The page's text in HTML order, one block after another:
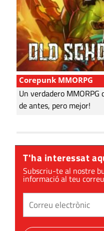
Corepunk MMORPG
Un verdadero MMORPG
de antes, pero mejor!
T'ha interessat
Subscriu-te al nostre
informació al teu